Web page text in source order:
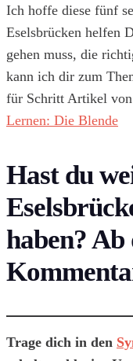
Ich hoffe diese fünf
Eselsbrücken helfen
gehen muss, die
kann ich dir zum
für Schritt Artikel von
Lernen: Die Blende
Hast du
haben?
Trage dich in den